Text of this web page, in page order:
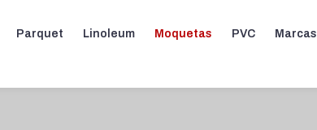
Parquet Linoleum Moquetas PVC Marcas